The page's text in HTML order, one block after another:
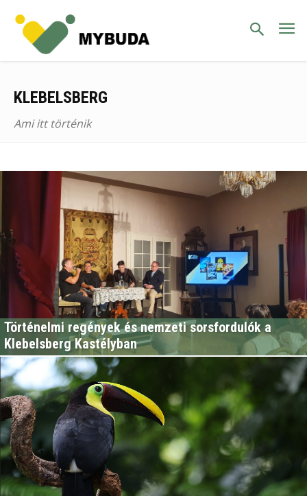
KLEBELSBERG
Ami itt történik
Történelmi regények és nemzeti sorsfordulók a
Klebelsberg Kastélyban